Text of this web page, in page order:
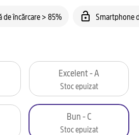
de încărcare > 85% Smartphone
Excelent - A
Stoc epuizat
Bun - C
Stoc epuizat